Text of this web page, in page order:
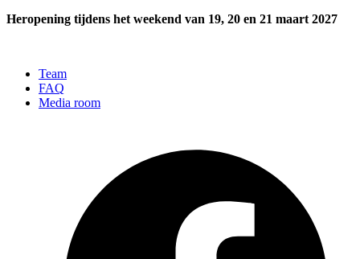
Heropening tijdens het weekend van 19, 20 en 21 maart 2027
Team
FAQ
Media room